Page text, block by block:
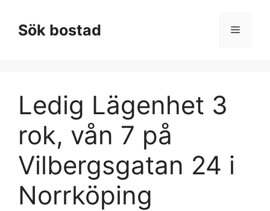
innehållSök bostad Meny
Ledig Lägenhet 3
rok, vån 7 på
Vilbergsgatan 24 i
Norrköping